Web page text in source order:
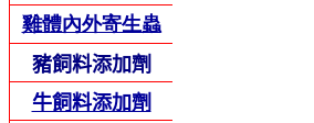
雞體內外寄生蟲
豬飼料添加劑
牛飼料添加劑